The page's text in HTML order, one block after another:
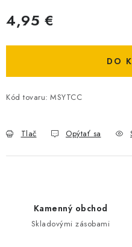
4,95 €
DO
Kód tovaru: MSYTCC
Tlač Opýtať sa
Kamenný obchod
Skladovými zásobami